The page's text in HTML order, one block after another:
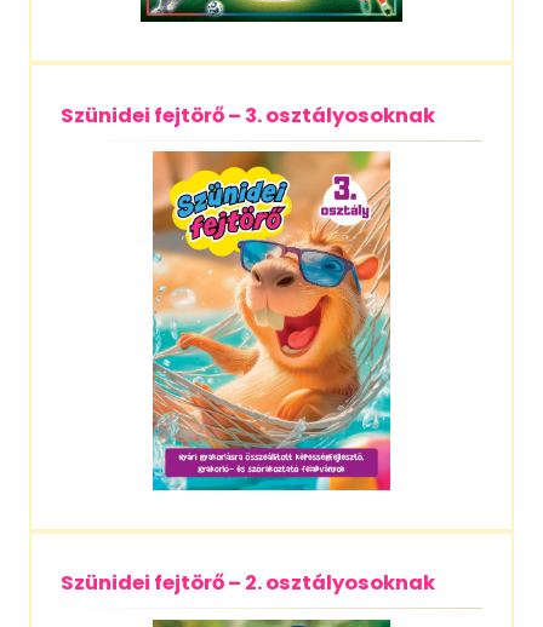
Szünidei fejtörő – 3. osztályosoknak
Szünidei fejtörő – 2. osztályosoknak